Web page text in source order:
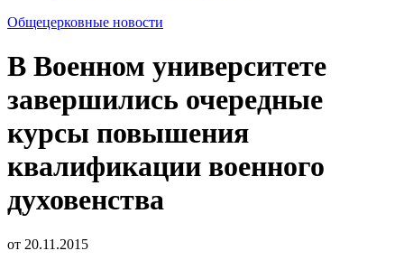
Общецерковные новости
В Военном университете
завершились очередные
курсы повышения
квалификации военного
духовенства
от 20.11.2015